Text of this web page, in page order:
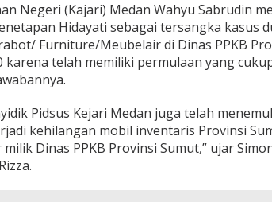
Negeri (Kajari) Medan Wahyu Sabrudin
Hidayati sebagai tersangka kasus
Furniture/Meubelair di Dinas PPKB
karena telah memiliki permulaan yang
Pidsus Kejari Medan juga telah
kehilangan mobil inventaris Provinsi
Dinas PPKB Provinsi Sumut,” ujar